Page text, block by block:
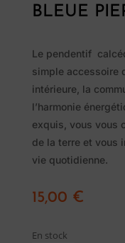
Pierres
Savon
BLEUE
Le pendentif
simple accessoire
intérieure, la
l’harmonie
exquis, vous vous
de la terre et vous
vie quotidienne.
15,00 €
En stock